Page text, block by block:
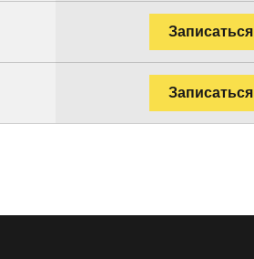
Записаться
Записаться